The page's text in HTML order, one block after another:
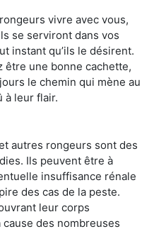
vivre avec vous,
se serviront dans vos
instant qu’ils le désirent.
être une bonne cachette,
le chemin qui mène au
à leur flair.
autres rongeurs sont des
Ils peuvent être à
insuffisance rénale
des cas de la peste.
leur corps
des nombreuses